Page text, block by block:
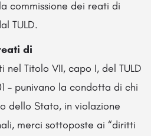
commissione dei reati di
TULD.
di
nel Titolo VII, capo I, del TULD
– punivano la condotta di chi
dello Stato, in violazione
merci sottoposte ai “diritti